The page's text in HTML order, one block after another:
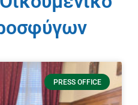
PRESS OFFICE